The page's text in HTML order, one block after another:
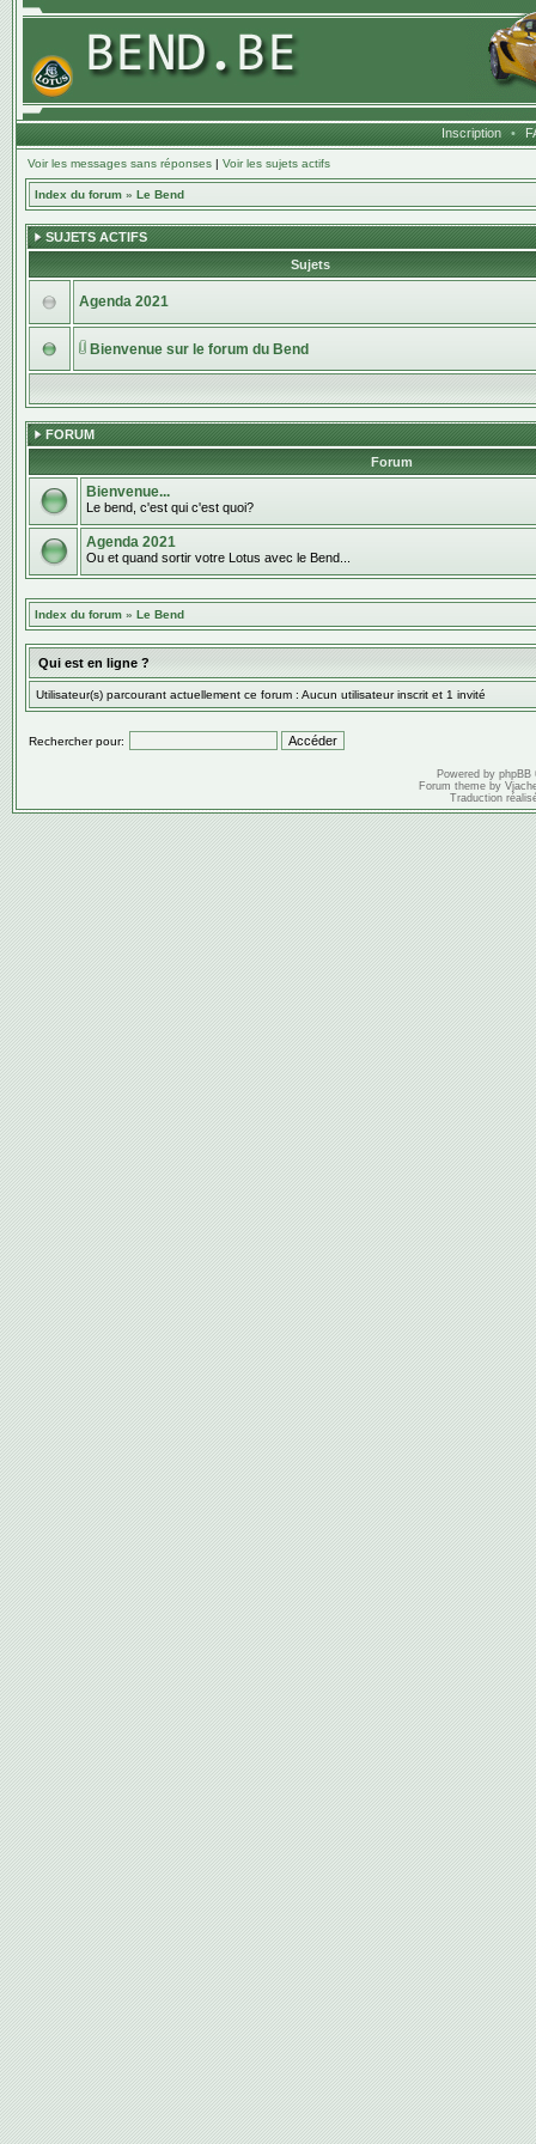
Inscription •
Voir les messages sans réponses | Voir les sujets actifs
Index du forum » Le Bend
SUJETS ACTIFS
Sujets
Agenda 2021
Bienvenue sur le forum du Bend
FORUM
Forum
Bienvenue...
Le bend, c'est qui c'est quoi?
Agenda 2021
Ou et quand sortir votre Lotus avec le Bend...
Index du forum » Le Bend
Qui est en ligne ?
Utilisateur(s) parcourant actuellement ce forum : Aucun utilisateur inscrit et 1 invité
Rechercher pour:
Powered by phpBB
Forum theme by
Traduction